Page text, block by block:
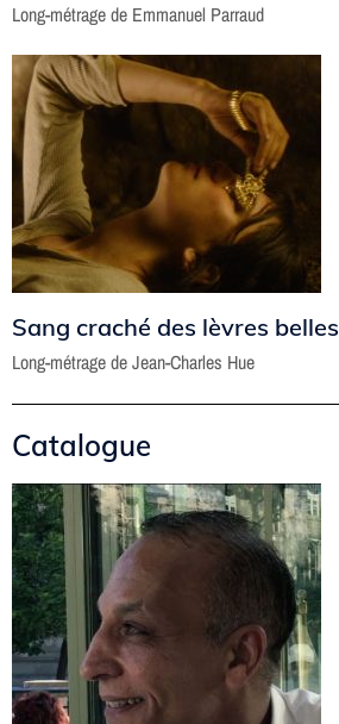
Long-métrage de Emmanuel Parraud
Sang craché des lèvres belles
Long-métrage de Jean-Charles Hue
Catalogue